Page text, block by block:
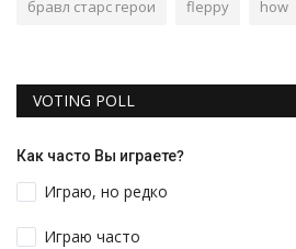
бравл старс герои fleppy how
VOTING POLL
Как часто Вы играете?
Играю, но редко
Играю часто